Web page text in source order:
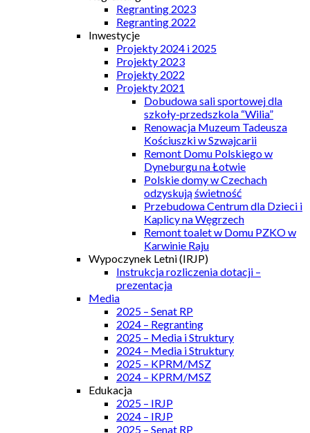
Regranting 2023
Regranting 2022
Inwestycje
Projekty 2024 i 2025
Projekty 2023
Projekty 2022
Projekty 2021
Dobudowa sali sportowej dla
szkoły-przedszkola “Wilia”
Renowacja Muzeum Tadeusza
Kościuszki w Szwajcarii
Remont Domu Polskiego w
Dyneburgu na Łotwie
Polskie domy w Czechach
odzyskują świetność
Przebudowa Centrum dla Dzieci i
Kaplicy na Węgrzech
Remont toalet w Domu PZKO w
Karwinie Raju
Wypoczynek Letni (IRJP)
Instrukcja rozliczenia dotacji –
prezentacja
Media
2025 – Senat RP
2024 – Regranting
2025 – Media i Struktury
2024 – Media i Struktury
2025 – KPRM/MSZ
2024 – KPRM/MSZ
Edukacja
2025 – IRJP
2024 – IRJP
2025 – Senat RP